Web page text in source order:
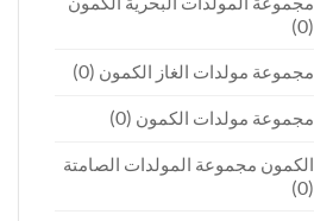
(0)
مجموعة مولدات الغاز الكمون (0)
مجموعة مولدات الكمون (0)
الكمون مجموعة المولدات الصامتة
(0)